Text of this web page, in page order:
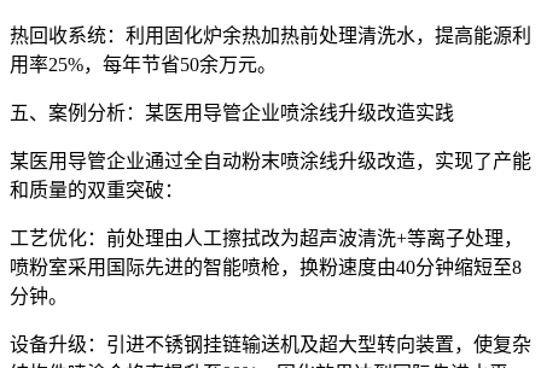
热回收系统：利用固化炉余热加热前处理清洗水，提高能源利
用率25%，每年节省50余万元。
五、案例分析：某医用导管企业喷涂线升级改造实践
某医用导管企业通过全自动粉末喷涂线升级改造，实现了产能
和质量的双重突破：
工艺优化：前处理由人工擦拭改为超声波清洗+等离子处理，
喷粉室采用国际先进的智能喷枪，换粉速度由40分钟缩短至8
分钟。
设备升级：引进不锈钢挂链输送机及超大型转向装置，使复杂